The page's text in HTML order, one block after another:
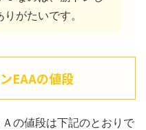
がたいです。
EAAの値段
の値段は下記のとおりで